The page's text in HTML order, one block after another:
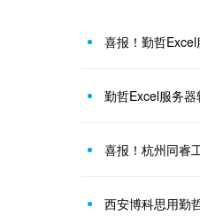
喜报！勤哲
勤哲Excel服务
喜报！杭州同睿
西安博科思用勤